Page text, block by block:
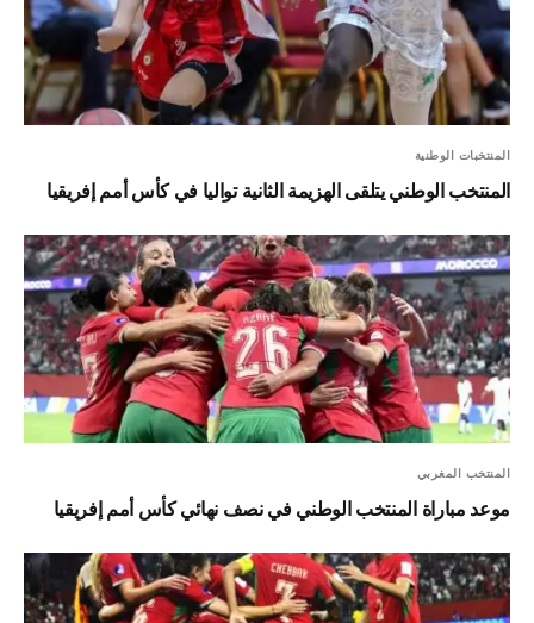
المنتخبات الوطنية
المنتخب الوطني يتلقى الهزيمة الثانية تواليا في كأس أمم إفريقيا
المنتخب المغربي
موعد مباراة المنتخب الوطني في نصف نهائي كأس أمم إفريقيا